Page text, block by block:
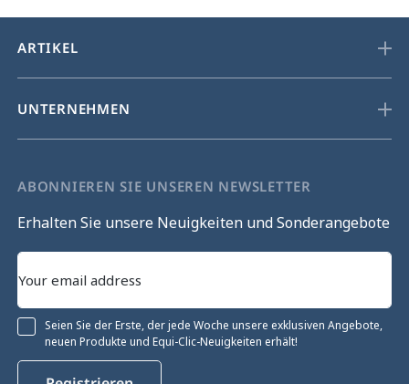
ARTIKEL
UNTERNEHMEN
ABONNIEREN SIE UNSEREN NEWSLETTER
Erhalten Sie unsere Neuigkeiten und Sonderangebote
Seien Sie der Erste, der jede Woche unsere exklusiven Angebote,
neuen Produkte und Equi-Clic-Neuigkeiten erhält!